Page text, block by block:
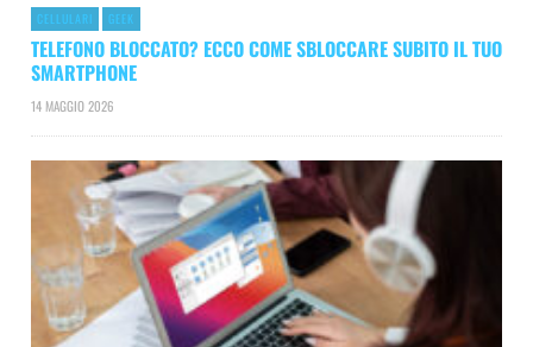
CELLULARI GEEK
TELEFONO BLOCCATO? ECCO COME SBLOCCARE SUBITO IL TUO
SMARTPHONE
14 MAGGIO 2026